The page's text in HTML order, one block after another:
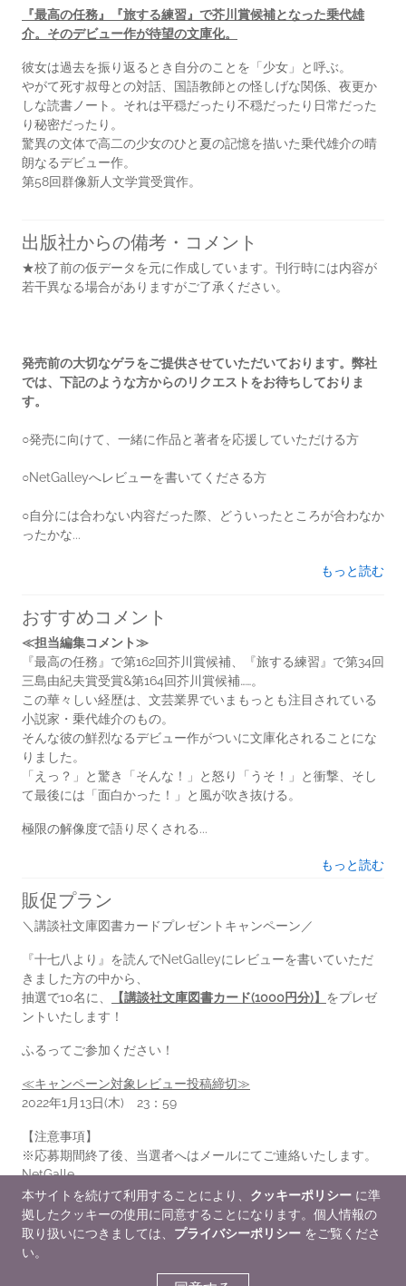
『最高の任務』『旅する練習』で芥川賞候補となった乗代雄
介。そのデビュー作が待望の文庫化。
彼女は過去を振り返るとき自分のことを「少女」と呼ぶ。
やがて死す叔母との対話、国語教師との怪しげな関係、夜更か
しな読書ノート。それは平穏だったり不穏だったり日常だった
り秘密だったり。
驚異の文体で高二の少女のひと夏の記憶を描いた乗代雄介の晴
朗なるデビュー作。
第58回群像新人文学賞受賞作。
出版社からの備考・コメント
★校了前の仮データを元に作成しています。刊行時には内容が
若干異なる場合がありますがご了承ください。
発売前の大切なゲラをご提供させていただいております。弊社
では、下記のような方からのリクエストをお待ちしておりま
す。
○発売に向けて、一緒に作品と著者を応援していただける方
○NetGalleyへレビューを書いてくださる方
○自分には合わない内容だった際、どういったところが合わなか
ったかな...
もっと読む
おすすめコメント
≪担当編集コメント≫
『最高の任務』で第162回芥川賞候補、『旅する練習』で第34回
三島由紀夫賞受賞&第164回芥川賞候補……。
この華々しい経歴は、文芸業界でいまもっとも注目されている
小説家・乗代雄介のもの。
そんな彼の鮮烈なるデビュー作がついに文庫化されることにな
りました。
「えっ？」と驚き「そんな！」と怒り「うそ！」と衝撃、そし
て最後には「面白かった！」と風が吹き抜ける。
極限の解像度で語り尽くされる...
もっと読む
販促プラン
＼講談社文庫図書カードプレゼントキャンペーン／
『十七八より』を読んでNetGalleyにレビューを書いていただ
きました方の中から、
抽選で10名に、
【講談社文庫図書カード(1000円分)】 をプレゼ
ントいたします！
ふるってご参加ください！
≪キャンペーン対象レビュー投稿締切≫
2022年1月13日(木) 23：59
【注意事項】
※応募期間終了後、当選者へはメールにてご連絡いたします。
NetGalle...
もっと読む
販促情報
本サイトを続けて利用することにより、 クッキーポリシー に準
拠したクッキーの使用に同意することになります。個人情報の
取り扱いにつきましては、 プライバシーポリシー をご覧くださ
い。